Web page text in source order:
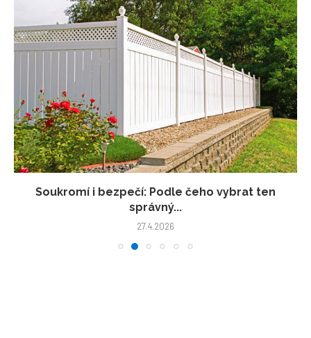
Soukromí i bezpečí: Podle čeho vybrat ten
správný...
27.4.2026